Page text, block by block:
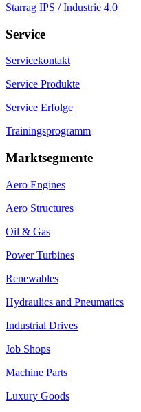
Starrag IPS / Industrie 4.0
Service
Servicekontakt
Service Produkte
Service Erfolge
Trainingsprogramm
Marktsegmente
Aero Engines
Aero Structures
Oil & Gas
Power Turbines
Renewables
Hydraulics and Pneumatics
Industrial Drives
Job Shops
Machine Parts
Luxury Goods